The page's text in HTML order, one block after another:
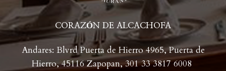
CORAZÓN DE ALCACHOFA
Andares: Blvrd Puerta de Hierro 4965, Puerta de
Hierro, 45116 Zapopan,301 33 3817 6008